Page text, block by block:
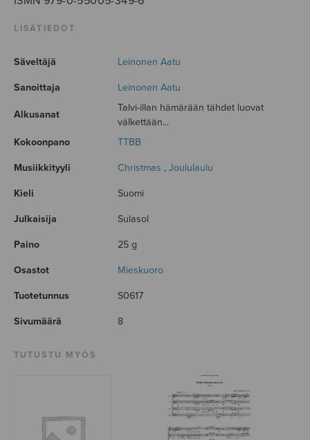
LISÄTIEDOT
Säveltäjä Leinonen Aatu
Sanoittaja Leinonen Aatu
Alkusanat
Talvi-illan hämärään tähdet luovat
välkettään...
Kokoonpano
TTBB
Musiikkityyli Christmas , Joululaulu
Kieli Suomi
Julkaisija Sulasol
Paino 25 g
Osastot Mieskuoro
Tuotetunnus S0617
Sivumäärä 8
TUTUSTU MYÖS